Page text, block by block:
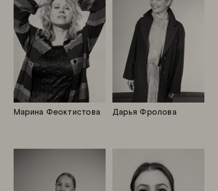
Марина Феоктистова Дарья Фролова